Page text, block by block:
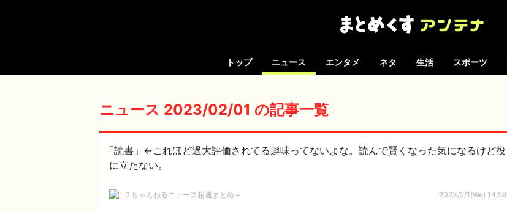
トップ ニュース エンタメ ネタ 生活 スポーツ
ニュース 2023/02/01 の記事一覧
「読書」←これほど過大評価されてる趣味ってないよな。読んで賢くなった気になるけど役
に立たない。
２ちゃんねるニュース超速まとめ＋ 2023/2/1(We) 14:59